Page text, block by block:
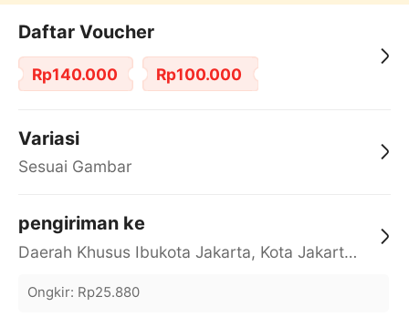
Daftar Voucher
Rp140.000 Rp100.000
Variasi
Sesuai Gambar
pengiriman ke
Daerah Khusus Ibukota Jakarta, Kota Jakarta Barat, Cengkareng, yy
Ongkir: Rp25.880